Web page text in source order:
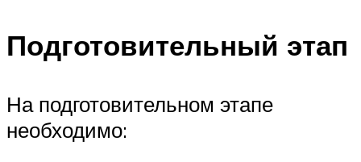
Подготовительный этап
На подготовительном этапе
необходимо: